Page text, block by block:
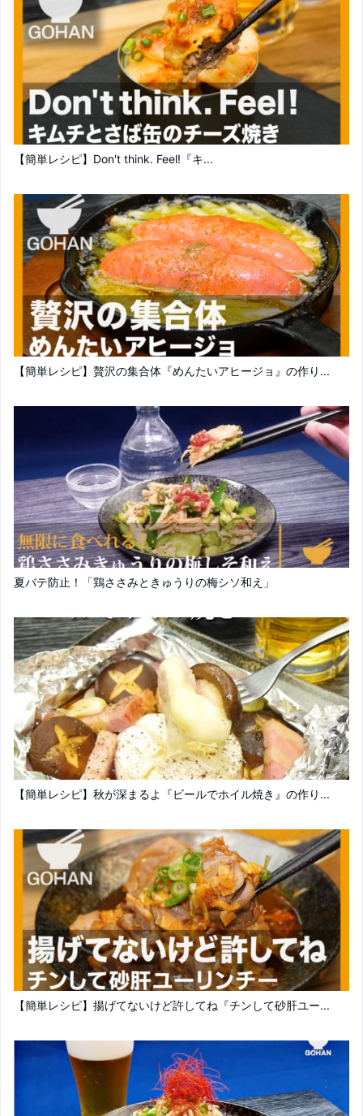
【簡単レシピ】Don't think. Feel!『キ...
【簡単レシピ】贅沢の集合体『めんたいアヒージョ』の作り...
夏バテ防止！「鶏ささみときゅうりの梅シソ和え」
【簡単レシピ】秋が深まるよ『ビールでホイル焼き』の作り...
【簡単レシピ】揚げてないけど許してね『チンして砂肝ユー...